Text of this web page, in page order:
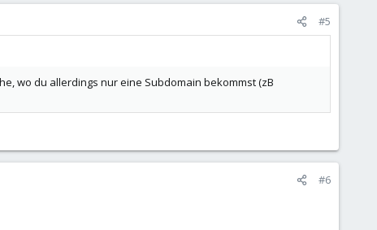
#5
wo du allerdings nur eine Subdomain bekommst (zB
#6